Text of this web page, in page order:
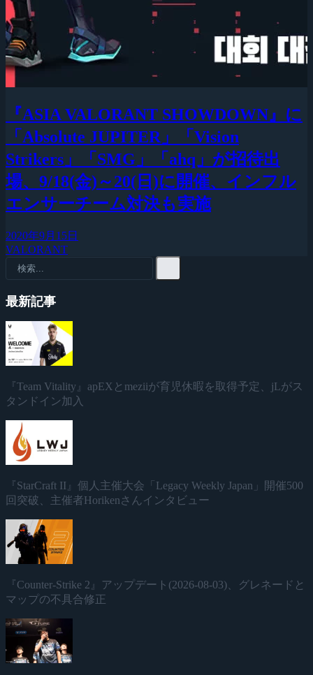
『ASIA VALORANT SHOWDOWN』に
「Absolute JUPITER」「Vision
Strikers」「SMG」「ahq」が招待出
場、9/18(金)～20(日)に開催、インフル
エンサーチーム対決も実施
2020年9月15日
VALORANT
最新記事
『Team Vitality』apEXとmeziiが育児休暇を取得予定、jLがス
タンドイン加入
『StarCraft II』個人主催大会「Legacy Weekly Japan」開催500
回突破、主催者Horikenさんインタビュー
『Counter-Strike 2』アップデート(2026-08-03)、グレネードと
マップの不具合修正